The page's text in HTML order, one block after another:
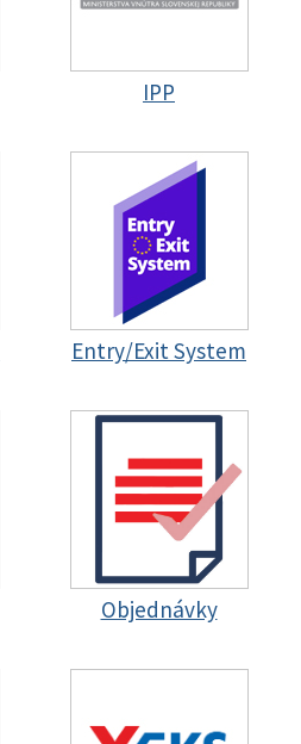
IPP
Entry/Exit System
Objednávky